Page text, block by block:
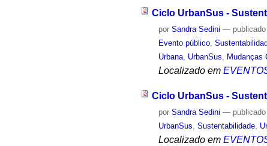
Ciclo UrbanSus -
porSandra Sedini — publicado
Evento público ,
Urbana UrbanSus Mudanças
Localizado em
Ciclo UrbanSus -
porSandra Sedini — publicado
UrbanSus,Sustentabilidade,
Localizado em